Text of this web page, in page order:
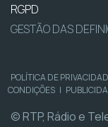
RGPD
GESTÃO DAS
POLÍTICA DE
CONDIÇÕES |
© RTP, Rádio e